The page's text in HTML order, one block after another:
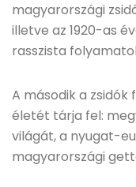
magyarországi
illetve az 1920-as
rasszista
A második a
életét tárja fel:
világát, a nyugat-
magyarországi